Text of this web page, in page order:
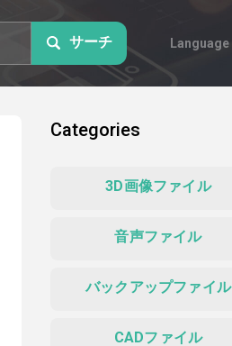
サーチ Language
Categories
3D画像ファイル
音声ファイル
バックアップファイル
CADファイル